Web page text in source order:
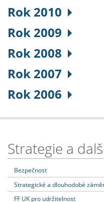
Rok 2010
Rok 2009
Rok 2008
Rok 2007
Rok 2006
Strategie a
Bezpečnost
Strategické a dlouhodobé
FF UK pro udržitelnost